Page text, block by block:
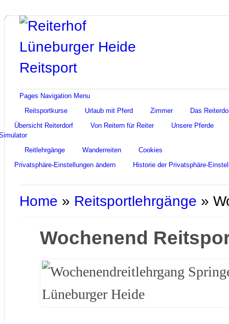
Pages Navigation Menu
Reitsportkurse
Urlaub mit Pferd Zimmer
Das
Übersicht Reiterdorf
Von Reitern für Reiter
Unsere Pferde
Reitlehrgänge
Wanderreiten
Cookies
Privatsphäre-Einstellungen ändern
Historie der Privatsphäre-
Home » Reitsportlehrgänge »
Wochenend